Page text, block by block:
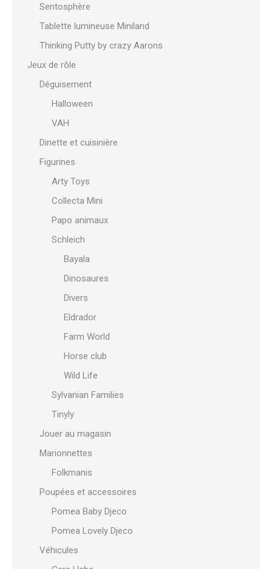
Sentosphère
Tablette lumineuse Miniland
Thinking Putty by crazy Aarons
Jeux de rôle
Déguisement
Halloween
VAH
Dinette et cuisinière
Figurines
Arty Toys
Collecta Mini
Papo animaux
Schleich
Bayala
Dinosaures
Divers
Eldrador
Farm World
Horse club
Wild Life
Sylvanian Families
Tinyly
Jouer au magasin
Marionnettes
Folkmanis
Poupées et accessoires
Pomea Baby Djeco
Pomea Lovely Djeco
Véhicules